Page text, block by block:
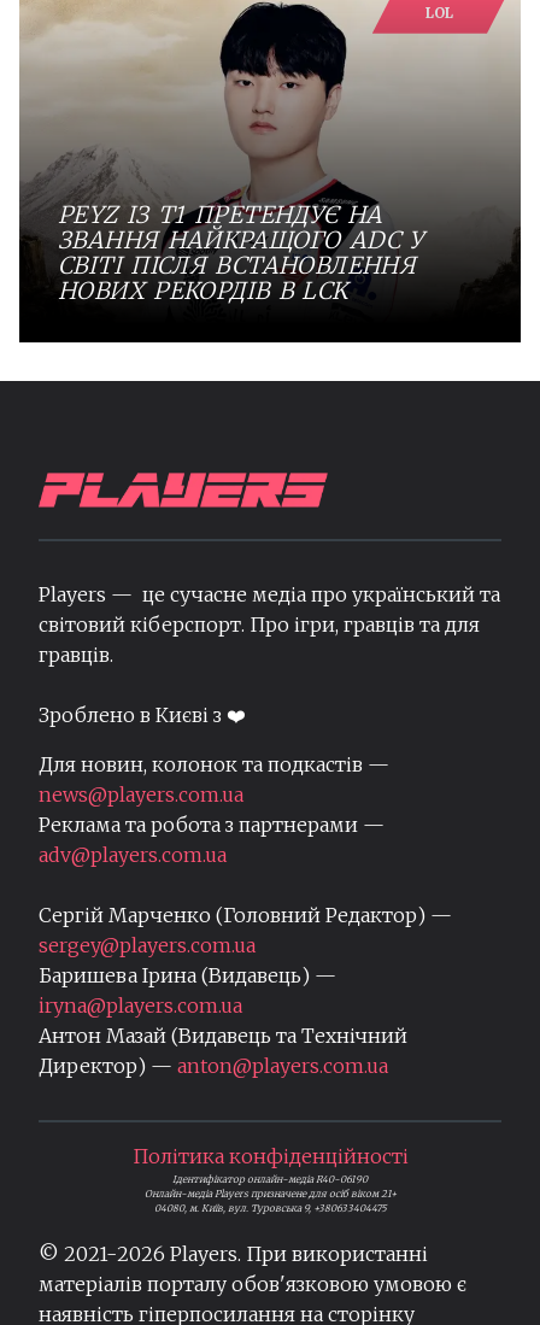
LOL
PEYZ ІЗ T1 ПРЕТЕНДУЄ НА
ЗВАННЯ НАЙКРАЩОГО ADC У
СВІТІ ПІСЛЯ ВСТАНОВЛЕННЯ
НОВИХ РЕКОРДІВ В LCK
Players — це сучасне медіа про український та
світовий кіберспорт. Про ігри, гравців та для
гравців.
Зроблено в Києві з ❤️
Для новин, колонок та подкастів —
news@players.com.ua
Реклама та робота з партнерами —
adv@players.com.ua
Сергій Марченко (Головний Редактор) —
sergey@players.com.ua
Баришева Ірина (Видавець) —
iryna@players.com.ua
Антон Мазай (Видавець та Технічний
Директор) — anton@players.com.ua
Політика конфіденційності
Ідентифікатор онлайн-медіа R40-06190
Онлайн-медіа Players призначене для осіб віком 21+
04080, м. Київ, вул. Туровська 9, +380633404475
© 2021-2026 Players. При використанні
матеріалів порталу обов'язковою умовою є
наявність гіперпосилання на сторінку